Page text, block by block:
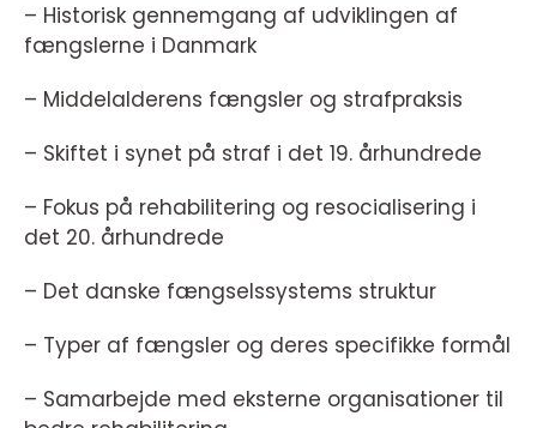
– Historisk gennemgang af udviklingen af
fængslerne i Danmark
– Middelalderens fængsler og strafpraksis
– Skiftet i synet på straf i det 19. århundrede
– Fokus på rehabilitering og resocialisering i
det 20. århundrede
– Det danske fængselssystems struktur
– Typer af fængsler og deres specifikke formål
– Samarbejde med eksterne organisationer til